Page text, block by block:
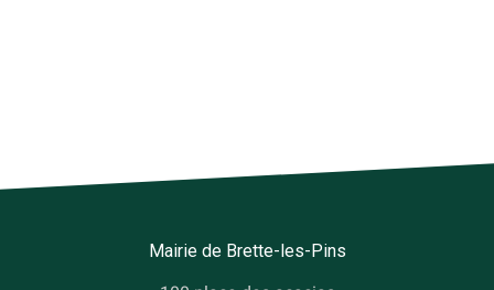
Mairie de Brette-les-Pins